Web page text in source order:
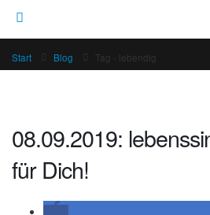
Start Blog Tag - lebendig
08.09.2019:
für Dich!